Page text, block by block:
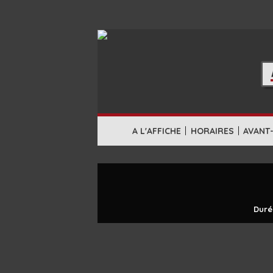
A L'AFFICHE | HORAIRES |